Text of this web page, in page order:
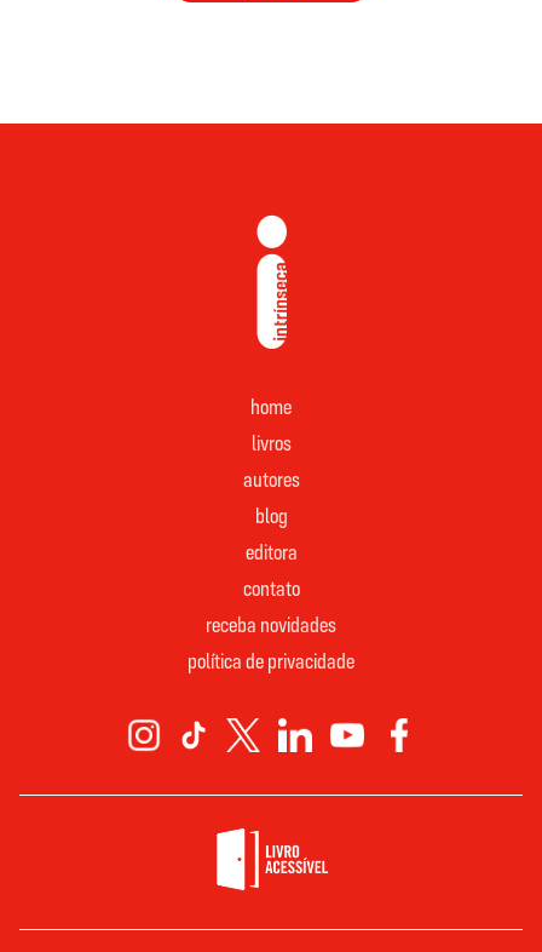
home
livros
autores
blog
editora
contato
receba novidades
política de privacidade